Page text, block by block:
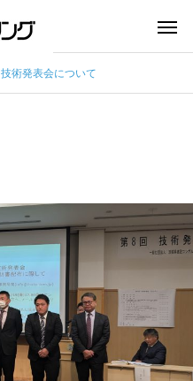
技術発表会について